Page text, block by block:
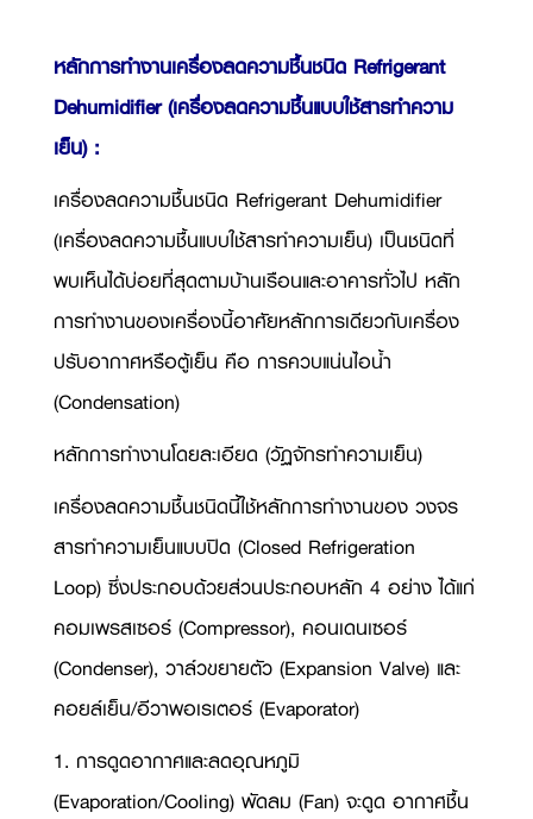
หลักการทำงานเครื่องลดความชื้นชนิด Refrigerant
Dehumidifier (เครื่องลดความชื้นแบบใช้สารทำความ
เย็น) :
เครื่องลดความชื้นชนิด Refrigerant Dehumidifier
(เครื่องลดความชื้นแบบใช้สารทำความเย็น) เป็นชนิดที่
พบเห็นได้บ่อยที่สุดตามบ้านเรือนและอาคารทั่วไป หลัก
การทำงานของเครื่องนี้อาศัยหลักการเดียวกับเครื่อง
ปรับอากาศหรือตู้เย็น คือ การควบแน่นไอน้ำ
(Condensation)
หลักการทำงานโดยละเอียด (วัฏจักรทำความเย็น)
เครื่องลดความชื้นชนิดนี้ใช้หลักการทำงานของ วงจร
สารทำความเย็นแบบปิด (Closed Refrigeration
Loop) ซึ่งประกอบด้วยส่วนประกอบหลัก 4 อย่าง ได้แก่
คอมเพรสเซอร์ (Compressor), คอนเดนเซอร์
(Condenser), วาล์วขยายตัว (Expansion Valve) และ
คอยล์เย็น/อีวาพอเรเตอร์ (Evaporator)
1. การดูดอากาศและลดอุณหภูมิ
(Evaporation/Cooling) พัดลม (Fan) จะดูด อากาศชื้น